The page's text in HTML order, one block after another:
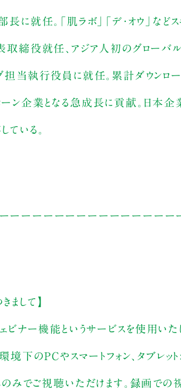
長に就任。「肌ラボ」「デ・オウ」な
取締役就任、アジア人初のグローバ
グ担当執行役員に就任。累計ダウン
ン企業となる急成長に貢献。日本企
いる。
ーーーーーーーーーーーーーーー
まして】
ビナー機能というサービスを使用いた
環境下のPCやスマートフォン、タブレ
のみでご視聴いただけます。録画での